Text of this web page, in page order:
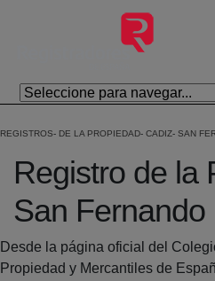
Skip to Main Content
REGISTROS DE LA PROPIEDAD CADIZ SAN
Registro de la
San Fernando
Desde la página oficial del
Propiedad y Mercantiles de